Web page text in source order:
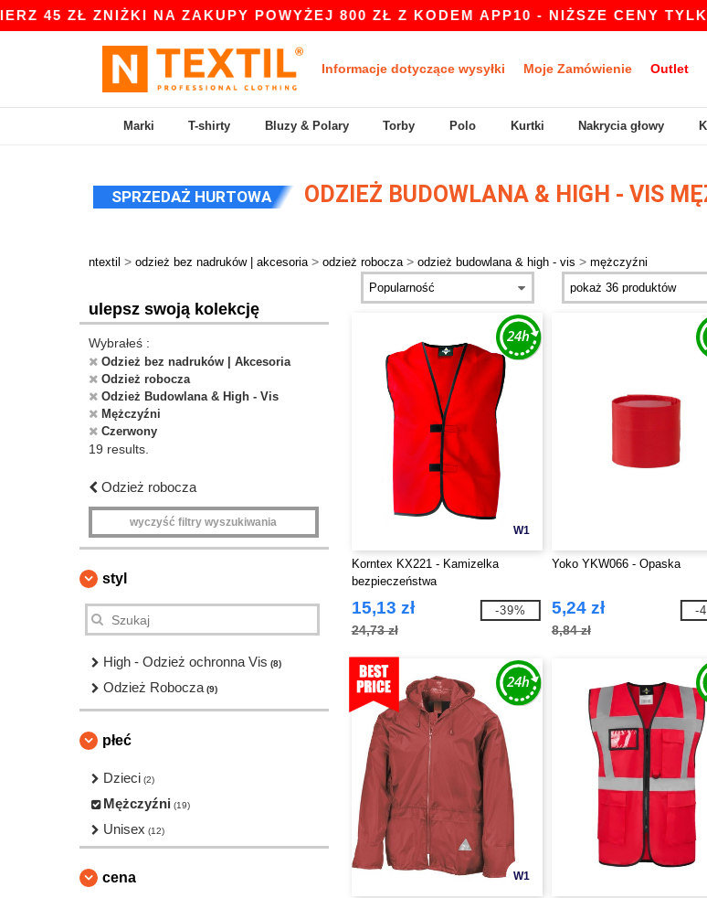
ZŁ ZNIŻKI NA ZAKUPY POWYŻEJ 800 ZŁ Z KODEM APP10 - NIŻSZE CENY TYLKO W
Informacje dotyczące wysyłki Moje Zamówienie Outlet
Marki T-shirty Bluzy & Polary Torby Polo Kurtki Nakrycia głowy
SPRZEDAŻ HURTOWA ODZIEŻ BUDOWLANA & HIGH - VIS
ntextil > odzież bez nadruków | akcesoria > odzież robocza > odzież budowlana & high - vis > mężczyźni
ulepsz swoją kolekcję
Wybrałeś :
Odzież bez nadruków | Akcesoria
Odzież robocza
Odzież Budowlana & High - Vis
Mężczyźni
Czerwony
19 results.
Odzież robocza
wyczyść filtry wyszukiwania
styl
High - Odzież ochronna Vis (8)
Odzież Robocza (9)
płeć
Dzieci (2)
Mężczyźni (19)
Unisex (12)
cena
W1
Korntex KX221 - Kamizelka
bezpieczeństwa
15,13 zł
24,73 zł
-39%
Yoko YKW066 - Opaska
5,24 zł
8,84 zł
-
W1